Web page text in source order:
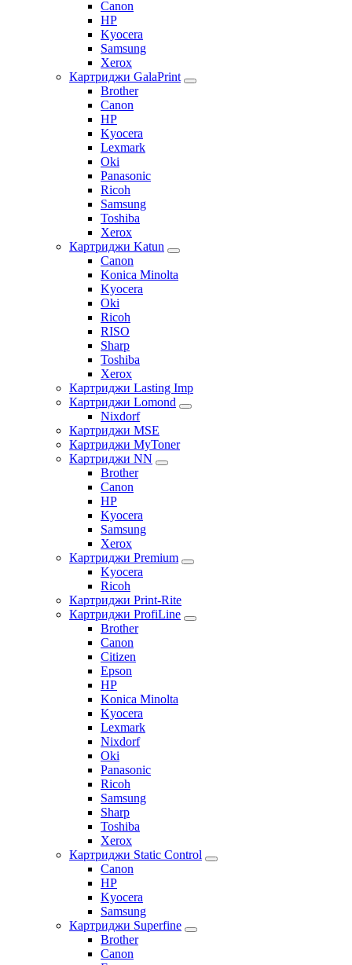
Canon
HP
Kyocera
Samsung
Xerox
Картриджи GalaPrint
Brother
Canon
HP
Kyocera
Lexmark
Oki
Panasonic
Ricoh
Samsung
Toshiba
Xerox
Картриджи Katun
Canon
Konica Minolta
Kyocera
Oki
Ricoh
RISO
Sharp
Toshiba
Xerox
Картриджи Lasting Imp
Картриджи Lomond
Nixdorf
Картриджи MSE
Картриджи MyToner
Картриджи NN
Brother
Canon
HP
Kyocera
Samsung
Xerox
Картриджи Premium
Kyocera
Ricoh
Картриджи Print-Rite
Картриджи ProfiLine
Brother
Canon
Citizen
Epson
HP
Konica Minolta
Kyocera
Lexmark
Nixdorf
Oki
Panasonic
Ricoh
Samsung
Sharp
Toshiba
Xerox
Картриджи Static Control
Canon
HP
Kyocera
Samsung
Картриджи Superfine
Brother
Canon